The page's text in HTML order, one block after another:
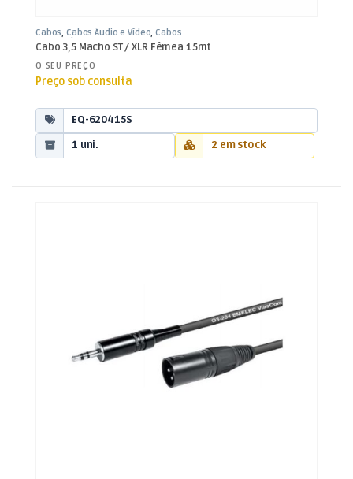
Cabos ,Cabos Áudio e Vídeo ,Cabos
XLR / Jack 3,5mm
Cabo 3,5 Macho ST / XLR Fêmea 15mt
O SEU PREÇO
Preço sob consulta
EQ-620415S
1 uni.
2 em stock